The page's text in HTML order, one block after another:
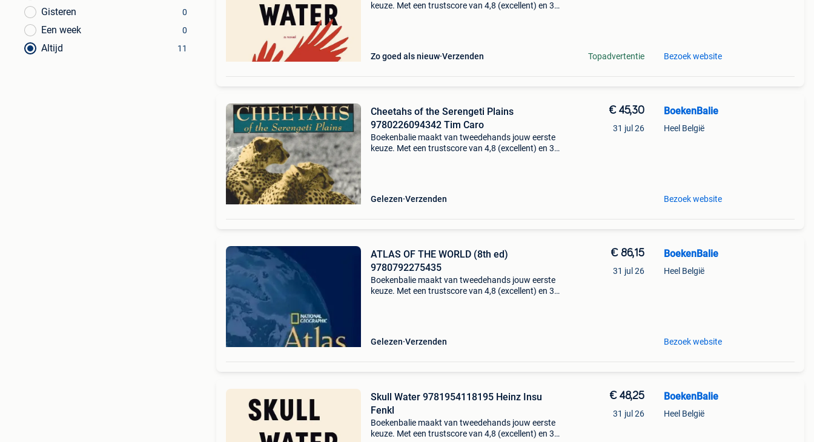
Gisteren 0
Een week 0
Altijd 11
keuze. Met een trustscore van 4,8 (excellent) en 30
Zo goed als nieuw Verzenden Topadvertentie Bezoek website
Cheetahs of the Serengeti Plains
9780226094342 Tim Caro
Boekenbalie maakt van tweedehands jouw eerste
keuze. Met een trustscore van 4,8 (excellent) en 30
Gelezen Verzenden
€ 45,30
31 jul 26
BoekenBalie
Heel België
Bezoek website
ATLAS OF THE WORLD (8th ed)
9780792275435
Boekenbalie maakt van tweedehands jouw eerste
keuze. Met een trustscore van 4,8 (excellent) en 30
Gelezen Verzenden
€ 86,15
31 jul 26
BoekenBalie
Heel België
Bezoek website
Skull Water 9781954118195 Heinz Insu
Fenkl
Boekenbalie maakt van tweedehands jouw eerste
keuze. Met een trustscore van 4,8 (excellent) en 30
€ 48,25
31 jul 26
BoekenBalie
Heel België